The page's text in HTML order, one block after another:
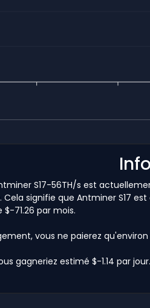
S17-56TH/s est
signifie que Antminer S17
71.26 par mois.
vous ne paierez qu'environ
gagneriez estimé $-1.14 par jour.